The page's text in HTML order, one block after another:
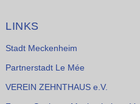
LINKS
Stadt Meckenheim
Partnerstadt Le Mée
VEREIN ZEHNTHAUS e.V.